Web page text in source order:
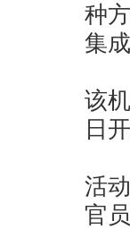
种
集
该
日
活
官